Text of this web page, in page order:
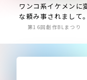
ワンコ系イケメンに
な頼み事されまして。
第16回創作BLまつり